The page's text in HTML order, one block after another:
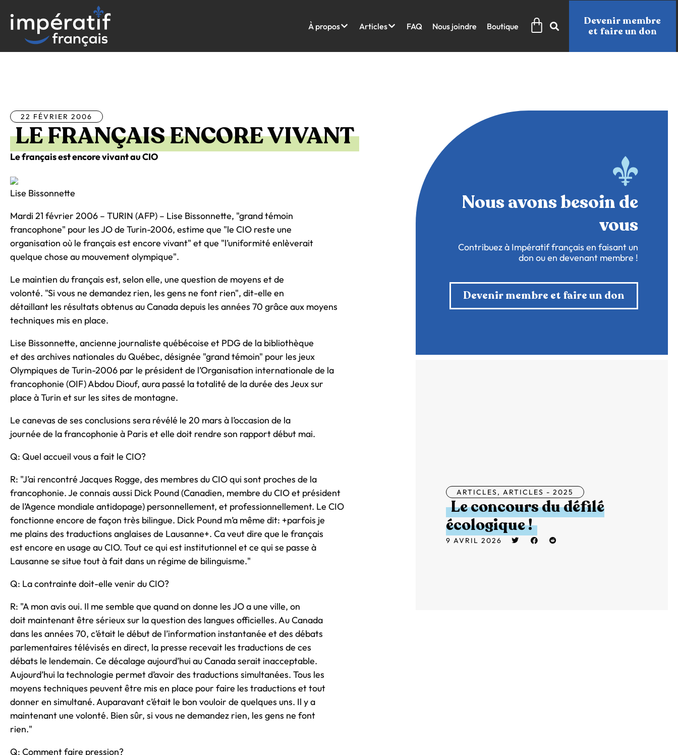
contenu
À propos Articles FAQ Nous joindre Boutique Panier
Devenir membre
et faire un don
22 FÉVRIER 2006
LE FRANÇAIS ENCORE VIVANT
Le français est encore vivant au CIO
Lise Bissonnette
Mardi 21 février 2006 – TURIN (AFP) – Lise Bissonnette, "grand témoin
francophone" pour les JO de Turin-2006, estime que "le CIO reste une
organisation où le français est encore vivant" et que "l’uniformité enlèverait
quelque chose au mouvement olympique".
Le maintien du français est, selon elle, une question de moyens et de
volonté. "Si vous ne demandez rien, les gens ne font rien", dit-elle en
détaillant les résultats obtenus au Canada depuis les années 70 grâce aux moyens
techniques mis en place.
Lise Bissonnette, ancienne journaliste québécoise et PDG de la bibliothèque
et des archives nationales du Québec, désignée "grand témoin" pour les jeux
Olympiques de Turin-2006 par le président de l’Organisation internationale de la
francophonie (OIF) Abdou Diouf, aura passé la totalité de la durée des Jeux sur
place à Turin et sur les sites de montagne.
Le canevas de ses conclusions sera révélé le 20 mars à l’occasion de la
journée de la francophonie à Paris et elle doit rendre son rapport début mai.
Q: Quel accueil vous a fait le CIO?
R: "J’ai rencontré Jacques Rogge, des membres du CIO qui sont proches de la
francophonie. Je connais aussi Dick Pound (Canadien, membre du CIO et président
de l’Agence mondiale antidopage) personnellement, et professionnellement. Le CIO
fonctionne encore de façon très bilingue. Dick Pound m’a même dit: +parfois je
me plains des traductions anglaises de Lausanne+. Ca veut dire que le français
est encore en usage au CIO. Tout ce qui est institutionnel et ce qui se passe à
Lausanne se situe tout à fait dans un régime de bilinguisme."
Q: La contrainte doit-elle venir du CIO?
R: "A mon avis oui. Il me semble que quand on donne les JO a une ville, on
doit maintenant être sérieux sur la question des langues officielles. Au Canada
dans les années 70, c’était le début de l’information instantanée et des débats
parlementaires télévisés en direct, la presse recevait les traductions de ces
débats le lendemain. Ce décalage aujourd’hui au Canada serait inacceptable.
Aujourd’hui la technologie permet d’avoir des traductions simultanées. Tous les
moyens techniques peuvent être mis en place pour faire les traductions et tout
donner en simultané. Auparavant c’était le bon vouloir de quelques uns. Il y a
maintenant une volonté. Bien sûr, si vous ne demandez rien, les gens ne font
rien."
Q: Comment faire pression?
Nous avons besoin de
vous
Contribuez à Impératif français en faisant un
don ou en devenant membre !
Devenir membre et faire un don
ARTICLES, ARTICLES - 2025
Le concours du défilé
écologique !
9 AVRIL 2026